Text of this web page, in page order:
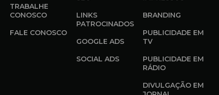
TRABALHE
CONOSCO
FALE CONOSCO
LINKS
PATROCINADOS
GOOGLE ADS
SOCIAL ADS
BRANDING
PUBLICIDADE EM
TV
PUBLICIDADE EM
RÁDIO
DIVULGAÇÃO EM